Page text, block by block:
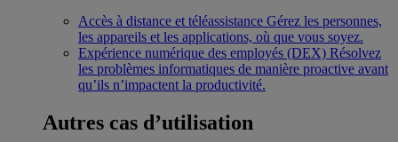
Accès à distance et téléassistance Gérez les personnes,
les appareils et les applications, où que vous soyez.
Expérience numérique des employés (DEX) Résolvez
les problèmes informatiques de manière proactive avant
qu’ils n’impactent la productivité.
Autres cas d’utilisation